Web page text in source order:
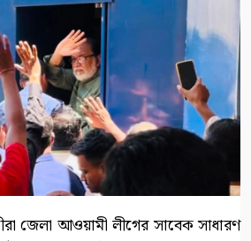
জেলা আওয়ামী লীগের সাবেক সাধারণ